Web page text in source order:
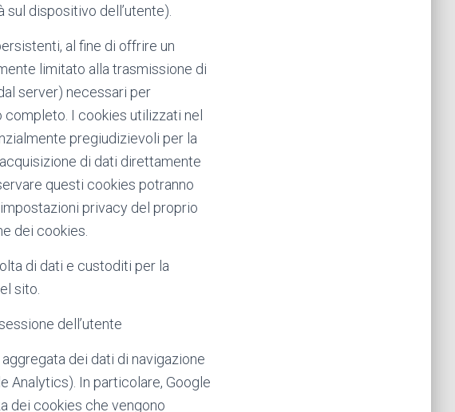
sul dispositivo dell’utente).
al fine di offrire un
limitato alla trasmissione di
server) necessari per
I cookies utilizzati nel
pregiudizievoli per la
di dati direttamente
questi cookies potranno
privacy del proprio
dei cookies.
di dati e custoditi per la
sito.
dell’utente
dei dati di navigazione
Analytics). In particolare, Google
dei cookies che vengono